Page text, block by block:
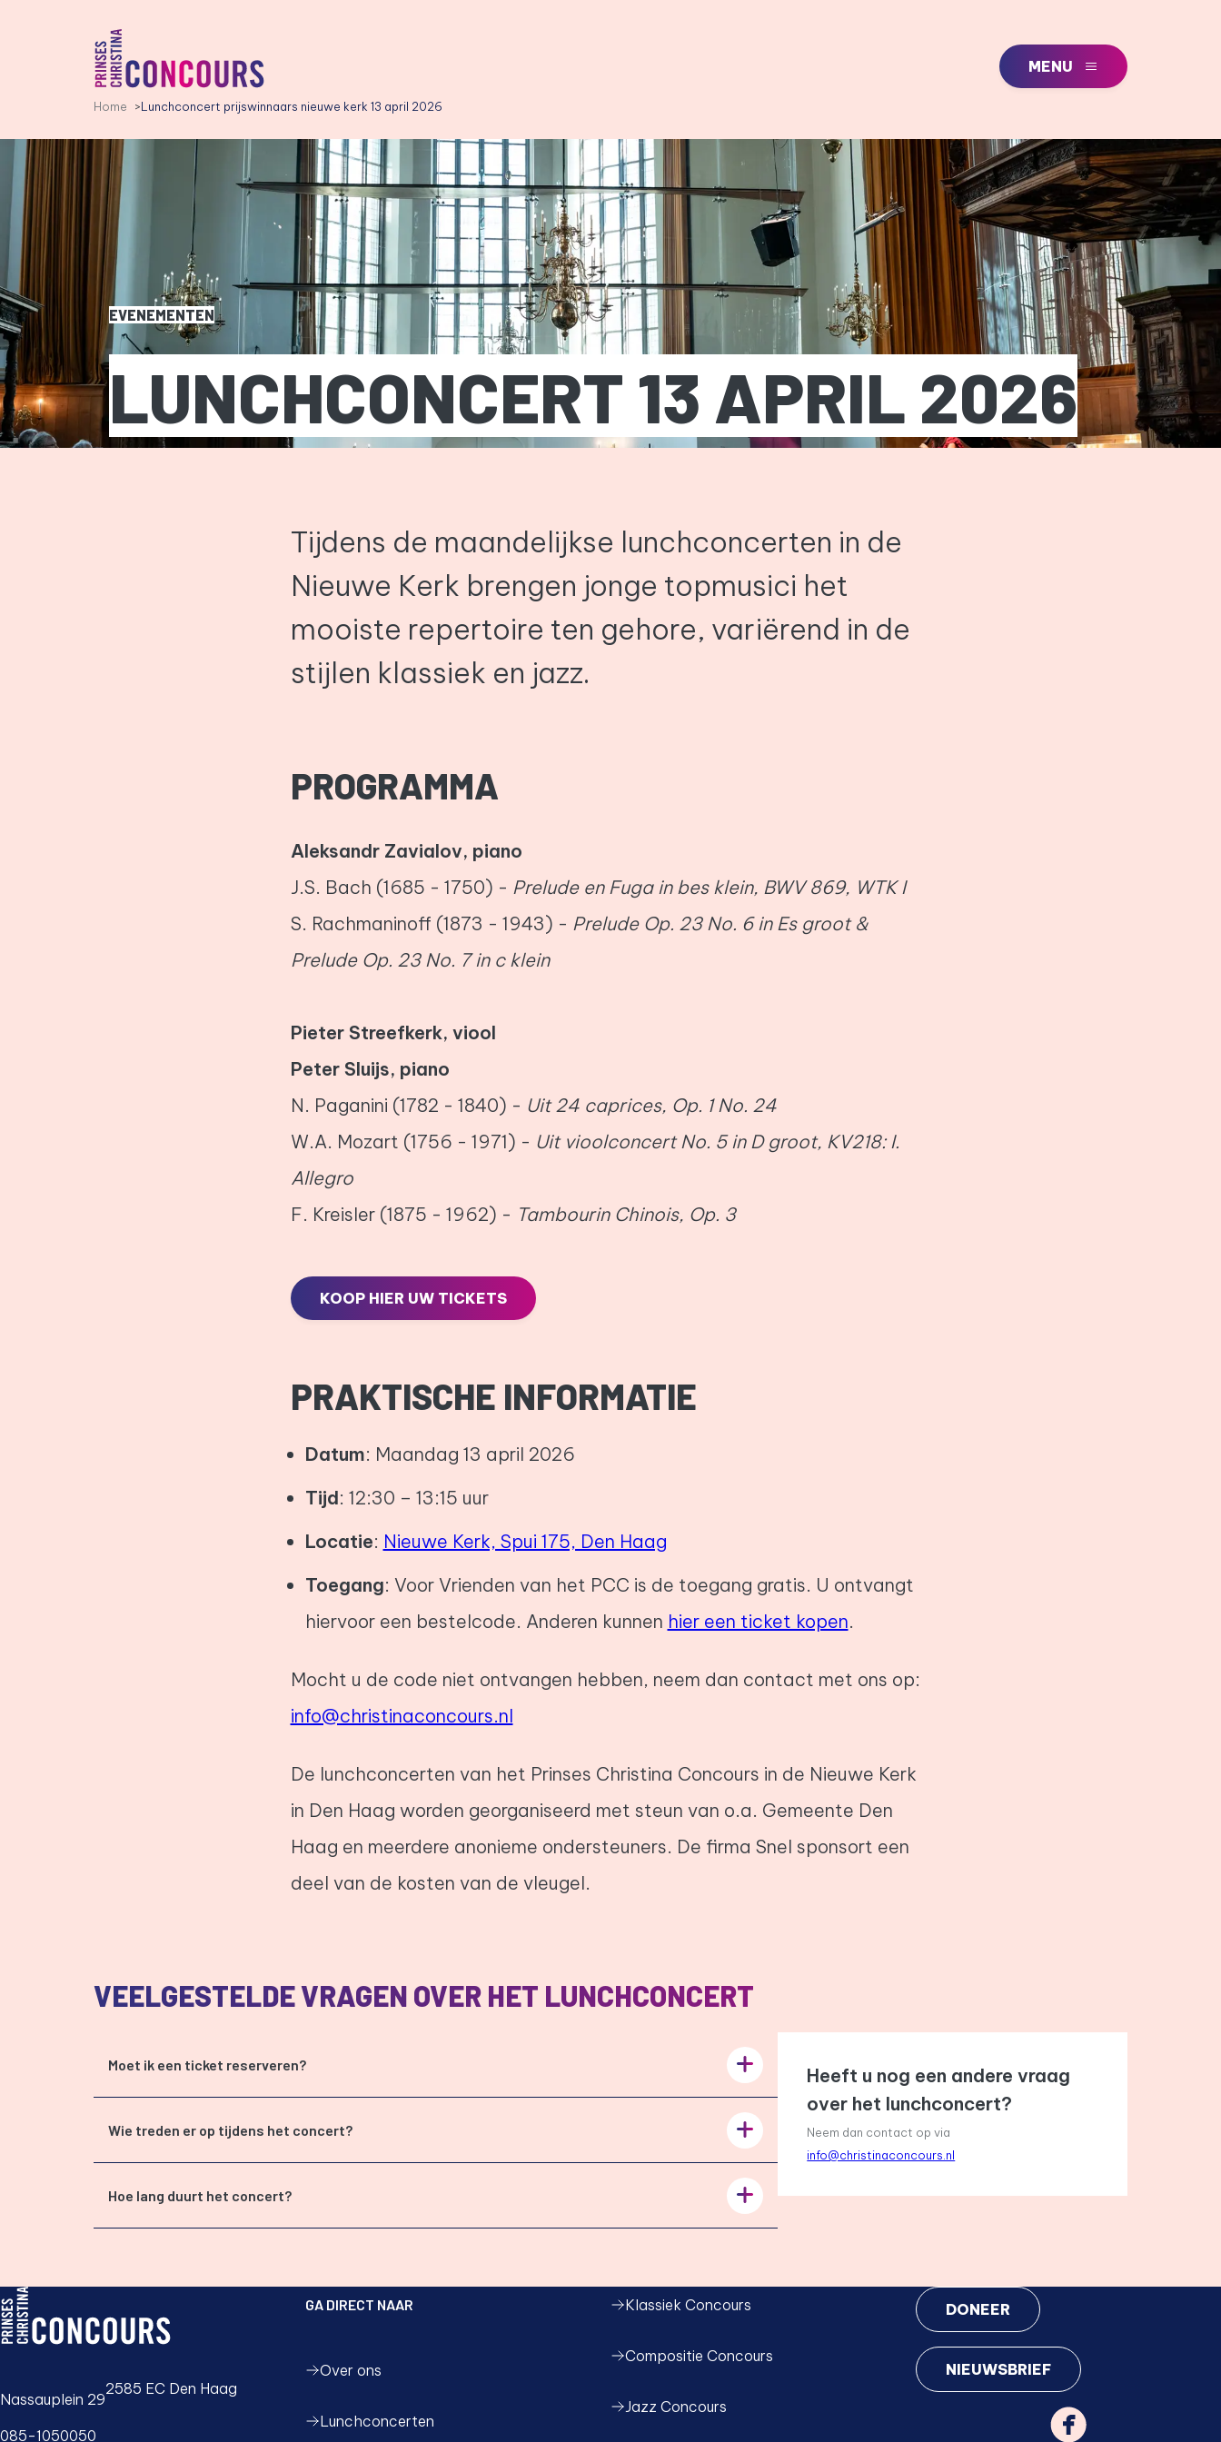
PCC LOGO, GA NAAR DE HOMEPAGE MENU
Home Lunchconcert prijswinnaars nieuwe kerk 13 april 2026
EVENEMENTEN
LUNCHCONCERT 13 APRIL 2026
Tijdens de maandelijkse lunchconcerten in de
Nieuwe Kerk brengen jonge topmusici het
mooiste repertoire ten gehore, variërend in de
stijlen klassiek en jazz.
PROGRAMMA
Aleksandr Zavialov, piano
J.S. Bach (1685 - 1750) - Prelude en Fuga in bes klein, BWV 869, WTK I
S. Rachmaninoff (1873 - 1943) - Prelude Op. 23 No. 6 in Es groot &
Prelude Op. 23 No. 7 in c klein
Pieter Streefkerk, viool
Peter Sluijs, piano
N. Paganini (1782 - 1840) - Uit 24 caprices, Op. 1 No. 24
W.A. Mozart (1756 - 1971) - Uit vioolconcert No. 5 in D groot, KV218: I.
Allegro
F. Kreisler (1875 - 1962) - Tambourin Chinois, Op. 3
KOOP HIER UW TICKETS
PRAKTISCHE INFORMATIE
Datum: Maandag 13 april 2026
Tijd: 12:30 – 13:15 uur
Locatie: Nieuwe Kerk, Spui 175, Den Haag
Toegang: Voor Vrienden van het PCC is de toegang gratis. U ontvangt
hiervoor een bestelcode. Anderen kunnen hier een ticket kopen.
Mocht u de code niet ontvangen hebben, neem dan contact met ons op:
info@christinaconcours.nl
De lunchconcerten van het Prinses Christina Concours in de Nieuwe Kerk
in Den Haag worden georganiseerd met steun van o.a. Gemeente Den
Haag en meerdere anonieme ondersteuners. De firma Snel sponsort een
deel van de kosten van de vleugel.
VEELGESTELDE VRAGEN OVER HET LUNCHCONCERT
Moet ik een ticket reserveren?
Wie treden er op tijdens het concert?
Hoe lang duurt het concert?
Heeft u nog een andere vraag
over het lunchconcert?
Neem dan contact op via
info@christinaconcours.nl
PCC logo, ga naar de homepage
Nassauplein 29
2585 EC Den Haag
085-1050050
GA DIRECT NAAR
Over ons
Lunchconcerten
Klassiek Concours
Compositie Concours
Jazz Concours
DONEER
NIEUWSBRIEF